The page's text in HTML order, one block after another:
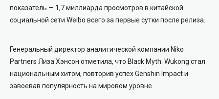
показатель — 1,7 миллиарда просмотров в китайской
социальной сети Weibo всего за первые сутки после релиза.
Генеральный директор аналитической компании Niko
Partners Лиза Хэнсон отметила, что Black Myth: Wukong стал
национальным хитом, повторив успех Genshin Impact и
завоевав популярность на мировом уровне.